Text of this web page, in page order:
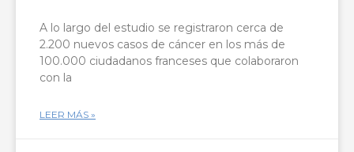
A lo largo del estudio se registraron cerca de
2.200 nuevos casos de cáncer en los más de
100.000 ciudadanos franceses que colaboraron
con la
LEER MÁS »